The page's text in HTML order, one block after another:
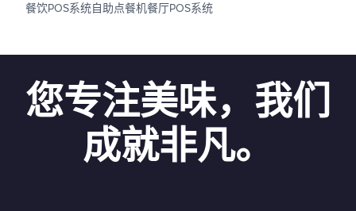
餐饮POS系统自助点餐机餐厅POS系统
您专注美味，我们
成就非凡。